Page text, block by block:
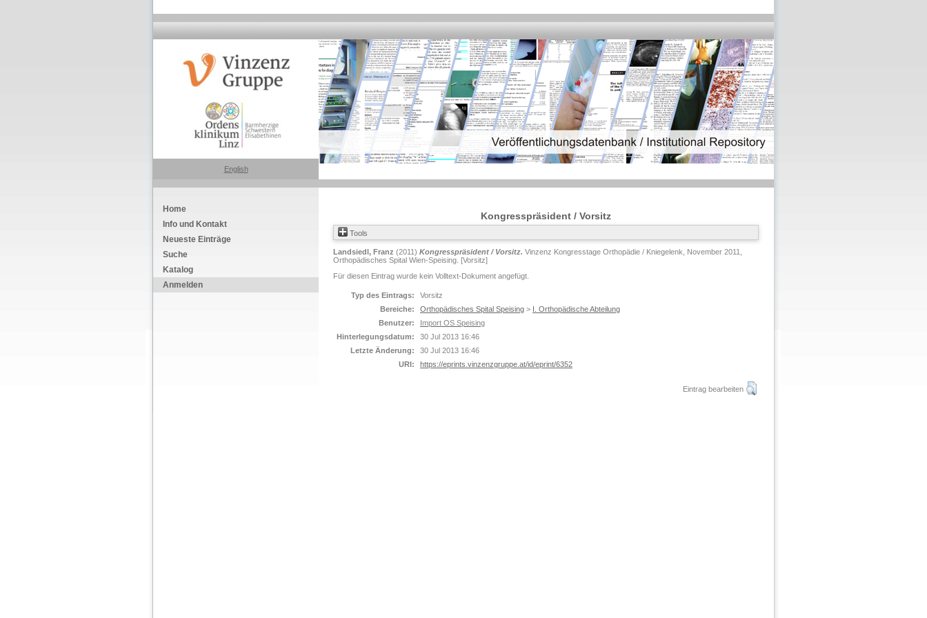
English
Home
Info und Kontakt
Neueste Einträge
Suche
Katalog
Anmelden
Kongresspräsident / Vorsitz
Tools
Landsiedl, Franz (2011) Kongresspräsident / Vorsitz. Vinzenz Kongresstage Orthopädie / Kniegelenk, November 2011,
Orthopädisches Spital Wien-Speising. [Vorsitz]
Für diesen Eintrag wurde kein Volltext-Dokument angefügt.
Typ des Eintrags:
Vorsitz
Bereiche:
Orthopädisches Spital Speising > I. Orthopädische Abteilung
Benutzer:
Import OS Speising
Hinterlegungsdatum:
30 Jul 2013 16:46
Letzte Änderung:
30 Jul 2013 16:46
URI:
https://eprints.vinzenzgruppe.at/id/eprint/6352
Eintrag bearbeiten